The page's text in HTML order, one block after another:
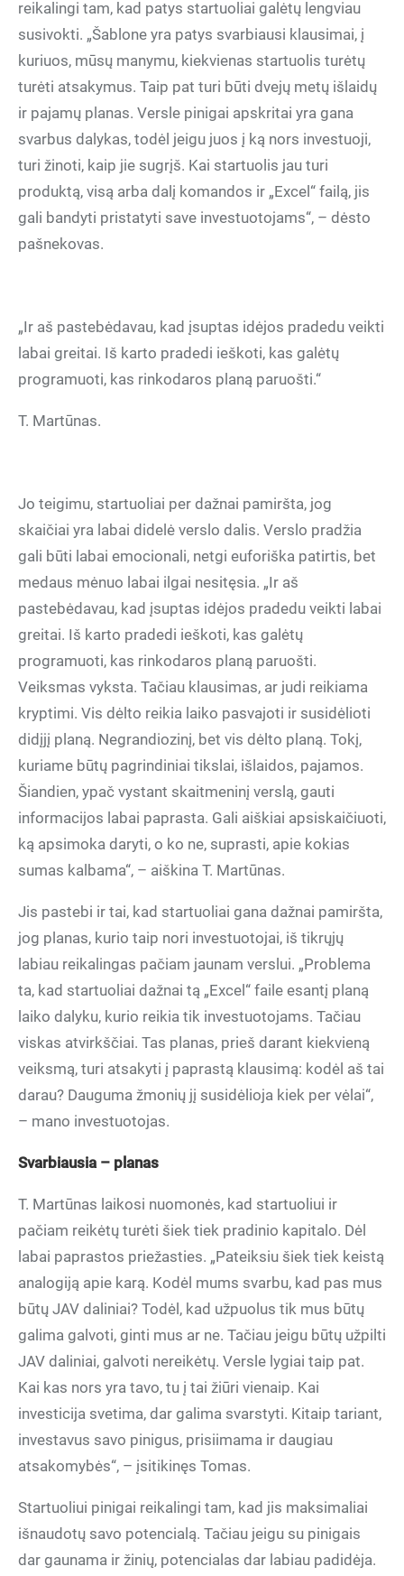
reikalingi tam, kad patys startuoliai galėtų lengviau
susivokti. „Šablone yra patys svarbiausi klausimai, į
kuriuos, mūsų manymu, kiekvienas startuolis turėtų
turėti atsakymus. Taip pat turi būti dvejų metų išlaidų
ir pajamų planas. Versle pinigai apskritai yra gana
svarbus dalykas, todėl jeigu juos į ką nors investuoji,
turi žinoti, kaip jie sugrįš. Kai startuolis jau turi
produktą, visą arba dalį komandos ir „Excel“ failą, jis
gali bandyti pristatyti save investuotojams“, – dėsto
pašnekovas.
„Ir aš pastebėdavau, kad įsuptas idėjos pradedu veikti
labai greitai. Iš karto pradedi ieškoti, kas galėtų
programuoti, kas rinkodaros planą paruošti.“
T. Martūnas.
Jo teigimu, startuoliai per dažnai pamiršta, jog
skaičiai yra labai didelė verslo dalis. Verslo pradžia
gali būti labai emocionali, netgi euforiška patirtis, bet
medaus mėnuo labai ilgai nesitęsia. „Ir aš
pastebėdavau, kad įsuptas idėjos pradedu veikti labai
greitai. Iš karto pradedi ieškoti, kas galėtų
programuoti, kas rinkodaros planą paruošti.
Veiksmas vyksta. Tačiau klausimas, ar judi reikiama
kryptimi. Vis dėlto reikia laiko pasvajoti ir susidėlioti
didįjį planą. Negrandiozinį, bet vis dėlto planą. Tokį,
kuriame būtų pagrindiniai tikslai, išlaidos, pajamos.
Šiandien, ypač vystant skaitmeninį verslą, gauti
informacijos labai paprasta. Gali aiškiai apsiskaičiuoti,
ką apsimoka daryti, o ko ne, suprasti, apie kokias
sumas kalbama“, – aiškina T. Martūnas.
Jis pastebi ir tai, kad startuoliai gana dažnai pamiršta,
jog planas, kurio taip nori investuotojai, iš tikrųjų
labiau reikalingas pačiam jaunam verslui. „Problema
ta, kad startuoliai dažnai tą „Excel“ faile esantį planą
laiko dalyku, kurio reikia tik investuotojams. Tačiau
viskas atvirkščiai. Tas planas, prieš darant kiekvieną
veiksmą, turi atsakyti į paprastą klausimą: kodėl aš tai
darau? Dauguma žmonių jį susidėlioja kiek per vėlai“,
– mano investuotojas.
Svarbiausia – planas
T. Martūnas laikosi nuomonės, kad startuoliui ir
pačiam reikėtų turėti šiek tiek pradinio kapitalo. Dėl
labai paprastos priežasties. „Pateiksiu šiek tiek keistą
analogiją apie karą. Kodėl mums svarbu, kad pas mus
būtų JAV daliniai? Todėl, kad užpuolus tik mus būtų
galima galvoti, ginti mus ar ne. Tačiau jeigu būtų užpilti
JAV daliniai, galvoti nereikėtų. Versle lygiai taip pat.
Kai kas nors yra tavo, tu į tai žiūri vienaip. Kai
investicija svetima, dar galima svarstyti. Kitaip tariant,
investavus savo pinigus, prisiimama ir daugiau
atsakomybės“, – įsitikinęs Tomas.
Startuoliui pinigai reikalingi tam, kad jis maksimaliai
išnaudotų savo potencialą. Tačiau jeigu su pinigais
dar gaunama ir žinių, potencialas dar labiau padidėja.